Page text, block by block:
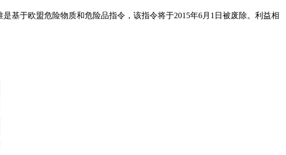
于欧盟危险物质和危险品指令，该指令将于2015年6月1日被废除。利益相